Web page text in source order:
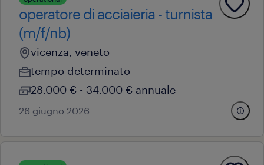
operatore di acciaieria - turnista
(m/f/nb)
vicenza, veneto
tempo determinato
28.000 € - 34.000 € annuale
26 giugno 2026